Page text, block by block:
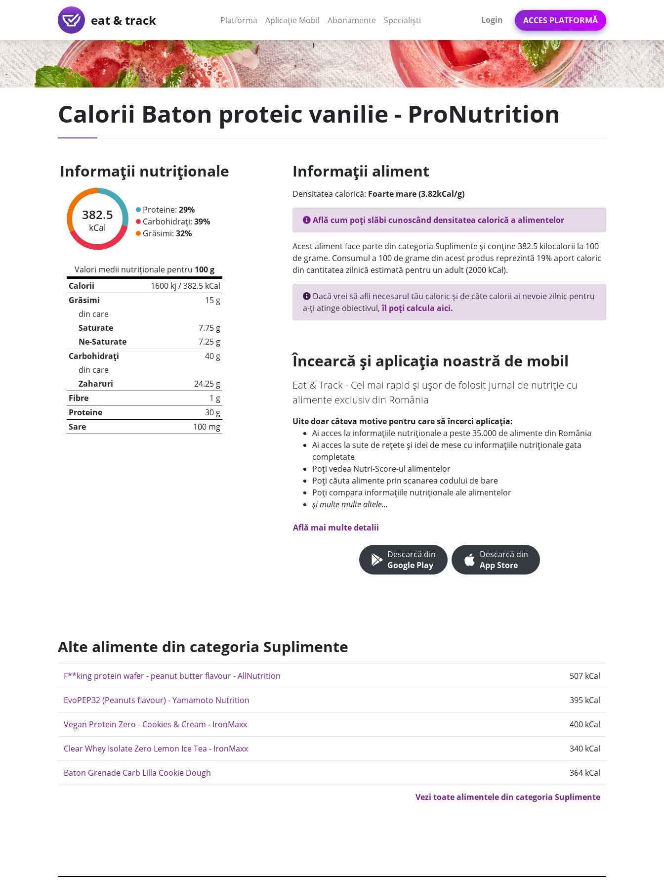
eat & track Platforma (current)
Aplicație Mobil (current)
Abonamente Specialiști Login ACCES PLATFORMĂ
Calorii Baton proteic vanilie - ProNutrition
Informații nutriționale
382.5
kCal
Proteine: 29%
Carbohidrați: 39%
Grăsimi: 32%
Valori medii nutriționale pentru 100 g
Calorii
1600 kj / 382.5 kCal
Grăsimi
15 g
din care
Saturate
7.75 g
Ne-Saturate
7.25 g
Carbohidrați
40 g
din care
Zaharuri
24.25 g
Fibre
1 g
Proteine
30 g
Sare
100 mg
Informații aliment
Densitatea calorică: Foarte mare (3.82kCal/g)
Află cum poți slăbi cunoscând densitatea calorică a alimentelor
Acest aliment face parte din categoria Suplimente și conține 382.5 kilocalorii la 100
de grame. Consumul a 100 de grame din acest produs reprezintă 19% aport caloric
din cantitatea zilnică estimată pentru un adult (2000 kCal).
Dacă vrei să afli necesarul tău caloric și de câte calorii ai nevoie zilnic pentru
a-ți atinge obiectivul,îl poți calcula aici.
Încearcă și aplicația noastră de mobil
Eat & Track - Cel mai rapid și ușor de folosit jurnal de nutriție cu
alimente exclusiv din România
Uite doar câteva motive pentru care să încerci aplicația:
Ai acces la informațiile nutriționale a peste 35.000 de alimente din România
Ai acces la sute de rețete și idei de mese cu informațiile nutriționale gata
completate
Poți vedea Nutri-Score-ul alimentelor
Poți căuta alimente prin scanarea codului de bare
Poți compara informațiile nutriționale ale alimentelor
și multe multe altele...
Află mai multe detalii
Descarcă din
Google Play
Descarcă din
App Store
Alte alimente din categoria Suplimente
F**king protein wafer - peanut butter flavour - AllNutrition 507 kCal
EvoPEP32 (Peanuts flavour) - Yamamoto Nutrition 395 kCal
Vegan Protein Zero - Cookies & Cream - IronMaxx 400 kCal
Clear Whey Isolate Zero Lemon Ice Tea - IronMaxx 340 kCal
Baton Grenade Carb Lilla Cookie Dough 364 kCal
Vezi toate alimentele din categoria Suplimente